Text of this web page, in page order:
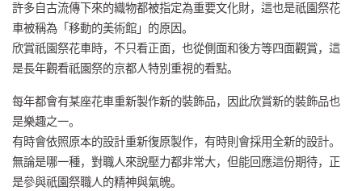
許多自古流傳下來的織物都被指定為重要文化財，這也是祇園祭花
車被稱為「移動的美術館」的原因。
欣賞祇園祭花車時，不只看正面，也從側面和後方等四面觀賞，這
是長年觀看祇園祭的京都人特別重視的看點。
每年都會有某座花車重新製作新的裝飾品，因此欣賞新的裝飾品也
是樂趣之一。
有時會依照原本的設計重新復原製作，有時則會採用全新的設計。
無論是哪一種，對職人來說壓力都非常大，但能回應這份期待，正
是參與祇園祭職人的精神與氣魄。